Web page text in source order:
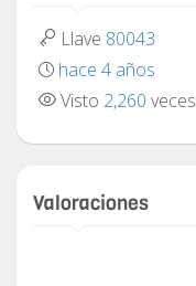
Llave 80043
hace 4 años
Visto 2,260 veces
Valoraciones